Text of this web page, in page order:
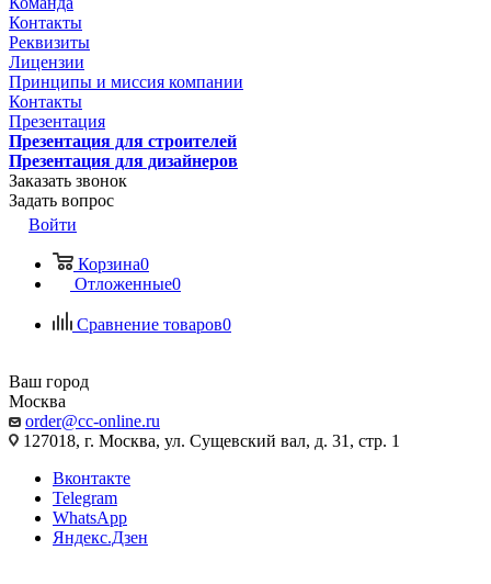
Контакты
Реквизиты
Лицензии
Принципы и миссия компании
Контакты
Презентация
Презентация для строителей
Презентация для дизайнеров
Заказать звонок
Задать вопрос
Войти
Корзина0
Отложенные0
Сравнение товаров0
Ваш город
Москва
order@cc-online.ru
127018, г. Москва, ул. Сущевский вал, д. 31, стр. 1
Вконтакте
Telegram
WhatsApp
Яндекс.Дзен